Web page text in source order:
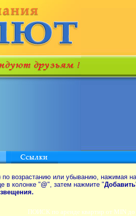
возрастанию или убыванию, нажимая
в колонке "@", затем нажмите "Добавить
ПОИСК по аренде квартир от MIN до